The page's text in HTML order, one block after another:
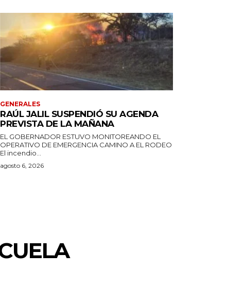
GENERALES
RAÚL JALIL SUSPENDIÓ SU AGENDA
PREVISTA DE LA MAÑANA
EL GOBERNADOR ESTUVO MONITOREANDO EL
OPERATIVO DE EMERGENCIA CAMINO A EL RODEO
El incendio...
agosto 6, 2026